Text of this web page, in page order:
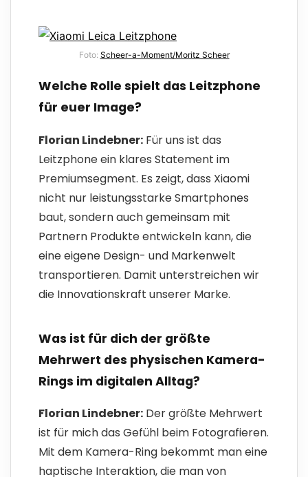
Foto: Scheer-a-Moment/Moritz Scheer
Welche Rolle spielt das Leitzphone
für euer Image?
Florian Lindebner: Für uns ist das
Leitzphone ein klares Statement im
Premiumsegment. Es zeigt, dass Xiaomi
nicht nur leistungsstarke Smartphones
baut, sondern auch gemeinsam mit
Partnern Produkte entwickeln kann, die
eine eigene Design- und Markenwelt
transportieren. Damit unterstreichen wir
die Innovationskraft unserer Marke.
Was ist für dich der größte
Mehrwert des physischen Kamera-
Rings im digitalen Alltag?
Florian Lindebner: Der größte Mehrwert
ist für mich das Gefühl beim Fotografieren.
Mit dem Kamera-Ring bekommt man eine
haptische Interaktion, die man von